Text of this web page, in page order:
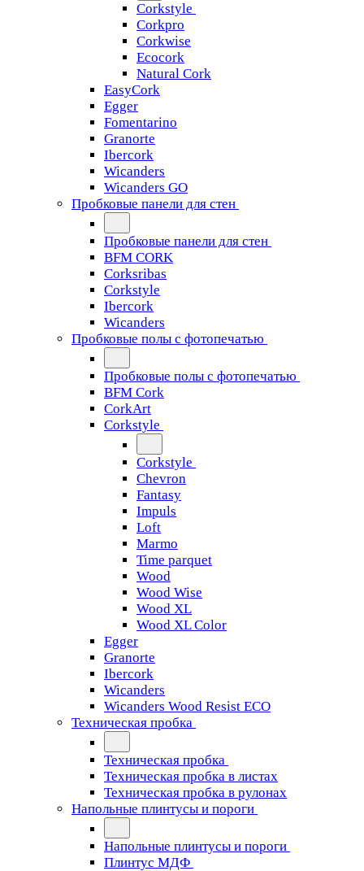
Corkstyle
Corkpro
Corkwise
Ecocork
Natural Cork
EasyCork
Egger
Fomentarino
Granorte
Ibercork
Wicanders
Wicanders GO
Пробковые панели для стен
Пробковые панели для стен
BFM CORK
Corksribas
Corkstyle
Ibercork
Wicanders
Пробковые полы с фотопечатью
Пробковые полы с фотопечатью
BFM Cork
CorkArt
Corkstyle
Corkstyle
Chevron
Fantasy
Impuls
Loft
Marmo
Time parquet
Wood
Wood Wise
Wood XL
Wood XL Color
Egger
Granorte
Ibercork
Wicanders
Wicanders Wood Resist ECO
Техническая пробка
Техническая пробка
Техническая пробка в листах
Техническая пробка в рулонах
Напольные плинтусы и пороги
Напольные плинтусы и пороги
Плинтус МДФ